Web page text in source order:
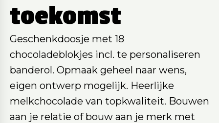
toekomst
Geschenkdoosje met 18
chocoladeblokjes incl. te personaliseren
banderol. Opmaak geheel naar wens,
eigen ontwerp mogelijk. Heerlijke
melkchocolade van topkwaliteit. Bouwen
aan je relatie of bouw aan je merk met